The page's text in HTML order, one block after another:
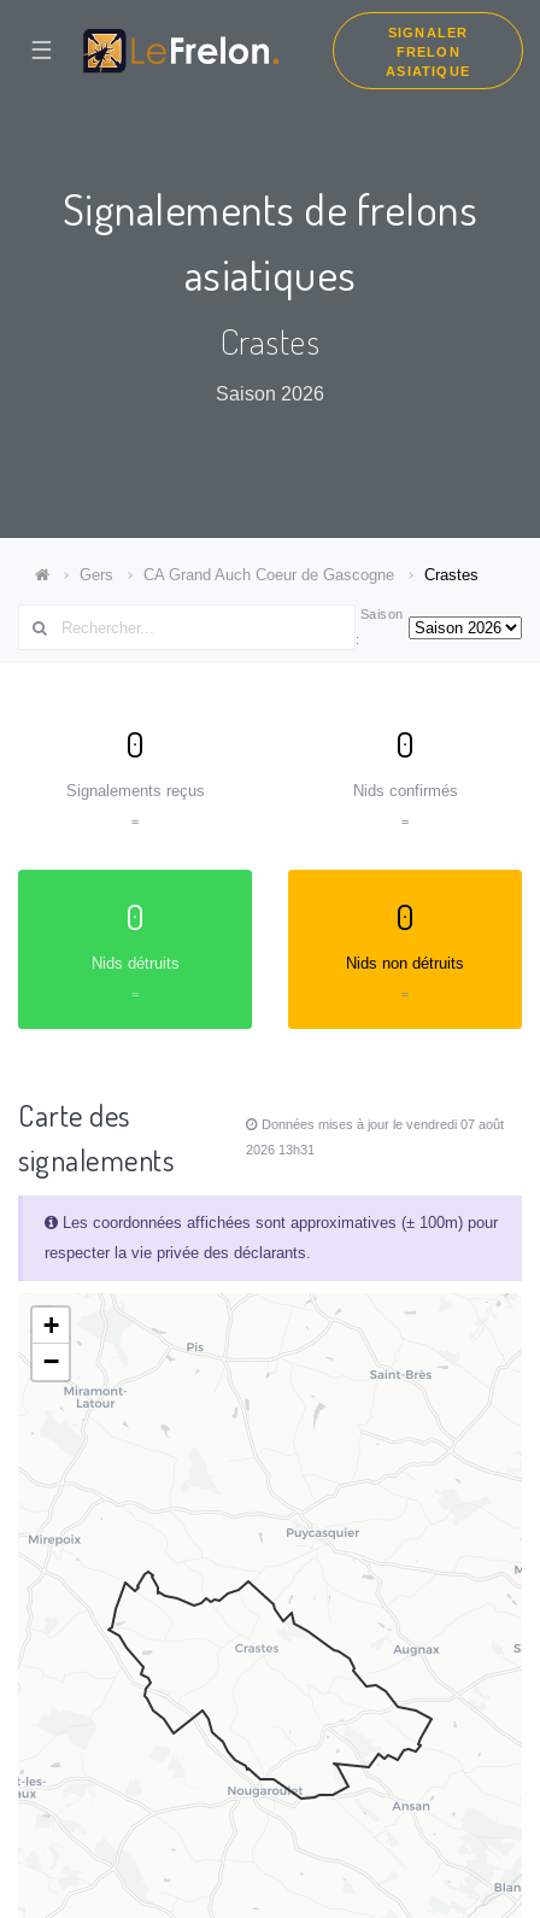
☰
SIGNALER
FRELON
ASIATIQUE
Signalements de frelons
asiatiques
Crastes
Saison 2026
Gers CA Grand Auch Coeur de Gascogne Crastes
Saison
:
0
Signalements reçus
=
0
Nids confirmés
=
0
Nids détruits
=
0
Nids non détruits
=
Carte des
signalements
Données mises à jour le vendredi 07 août
2026 13h31
Les coordonnées affichées sont approximatives (± 100m) pour
respecter la vie privée des déclarants.
+
−